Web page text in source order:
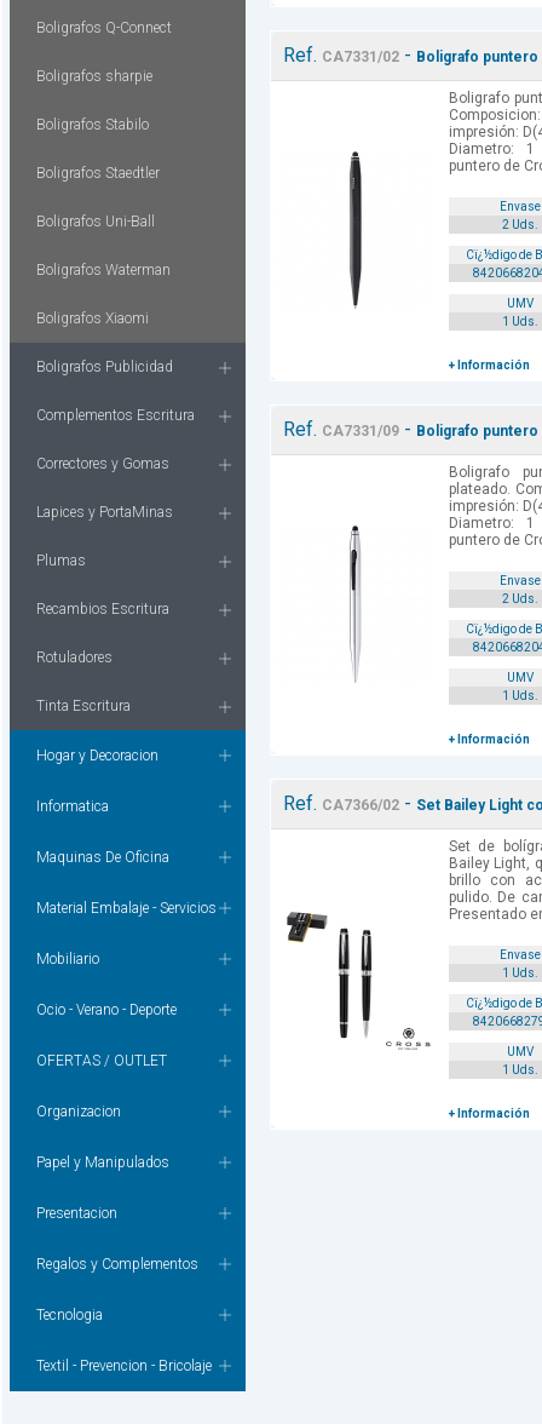
Boligrafos Q-Connect
Boligrafos sharpie
Boligrafos Stabilo
Boligrafos Staedtler
Boligrafos Uni-Ball
Boligrafos Waterman
Boligrafos Xiaomi
Boligrafos Publicidad
Complementos Escritura
Correctores y Gomas
Lapices y PortaMinas
Plumas
Recambios Escritura
Rotuladores
Tinta Escritura
Hogar y Decoracion
Informatica
Maquinas De Oficina
Material Embalaje - Servicios
Mobiliario
Ocio - Verano - Deporte
OFERTAS / OUTLET
Organizacion
Papel y Manipulados
Presentacion
Regalos y Complementos
Tecnologia
Textil - Prevencion - Bricolaje
Ref. CA7331/02- Boligrafo
Boligrafo
impresión:
Diametro:
puntero de
Envase
2 Uds.
Cï¿½digo de
UMV
1 Uds.
+ Información
Ref. CA7331/09- Boligrafo
Boligrafo
plateado.
impresión:
Diametro:
puntero de
Envase
2 Uds.
Cï¿½digo de
UMV
1 Uds.
+ Información
Ref. CA7366/02- Set Bailey Light
Set de
Bailey Light,
brillo con
pulido. De
Presentado
Envase
1 Uds.
Cï¿½digo de
UMV
1 Uds.
+ Información